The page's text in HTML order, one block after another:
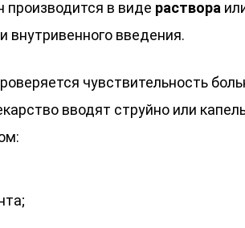
производится в виде раствора
внутривенного введения.
чувствительность
вводят струйно или